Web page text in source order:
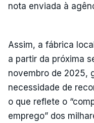
nota enviada à
Assim, a fábrica
a partir da próxima
novembro de 2025,
necessidade de
o que reflete o
emprego” dos